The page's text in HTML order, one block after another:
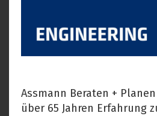
Assmann Beraten +
über 65 Jahren Erfahrung